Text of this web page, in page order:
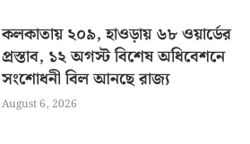
কলকাতায় ২০৯, হাওড়ায় ৬৮ ওয়ার্ডের
প্রস্তাব, ১২ অগস্ট বিশেষ অধিবেশনে
সংশোধনী বিল আনছে রাজ্য
August 6, 2026